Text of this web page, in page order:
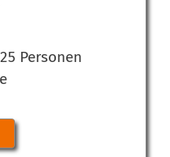
Personen